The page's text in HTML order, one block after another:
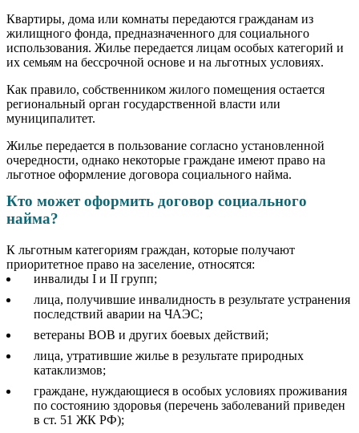
Квартиры, дома или комнаты передаются гражданам из
жилищного фонда, предназначенного для социального
использования. Жилье передается лицам особых категорий и
их семьям на бессрочной основе и на льготных условиях.
Как правило, собственником жилого помещения остается
региональный орган государственной власти или
муниципалитет.
Жилье передается в пользование согласно установленной
очередности, однако некоторые граждане имеют право на
льготное оформление договора социального найма.
Кто может оформить договор социального
найма?
К льготным категориям граждан, которые получают
приоритетное право на заселение, относятся:
инвалиды I и II групп;
лица, получившие инвалидность в результате устранения
последствий аварии на ЧАЭС;
ветераны ВОВ и других боевых действий;
лица, утратившие жилье в результате природных
катаклизмов;
граждане, нуждающиеся в особых условиях проживания
по состоянию здоровья (перечень заболеваний приведен
в ст. 51 ЖК РФ);